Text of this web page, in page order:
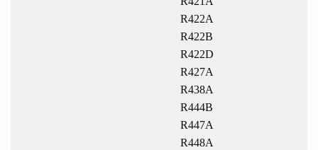
R422A
R422B
R422D
R427A
R438A
R444B
R447A
R448A